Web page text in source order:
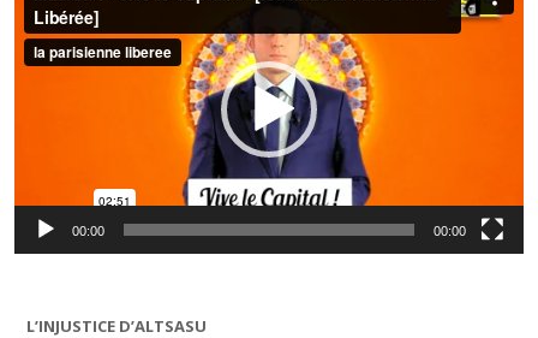
00:00 00:00
L’INJUSTICE D’ALTSASU